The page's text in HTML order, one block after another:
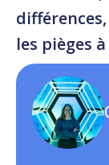
les pièges